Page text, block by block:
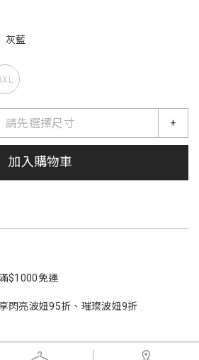
灰藍
請先選擇尺寸 +
加入購物車
$1000免運
閃亮波妞95折、璀璨波妞9折